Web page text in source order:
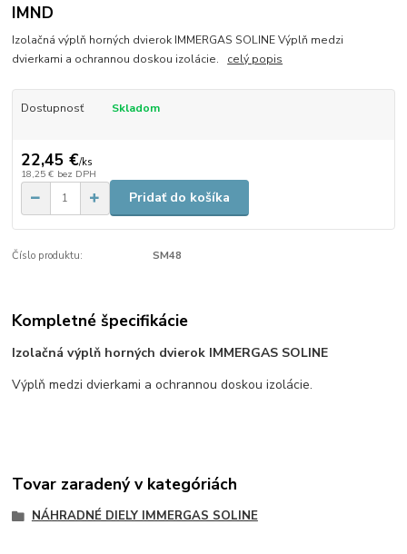
IMND
Izolačná výplň horných dvierok IMMERGAS SOLINE Výplň medzi
dvierkami a ochrannou doskou izolácie. celý popis
Dostupnosť Skladom
22,45 €/ks
18,25 € bez DPH
Pridať do košíka
Číslo produktu: SM48
Kompletné špecifikácie
Izolačná výplň horných dvierok IMMERGAS SOLINE
Výplň medzi dvierkami a ochrannou doskou izolácie.
Tovar zaradený v kategóriách
NÁHRADNÉ DIELY IMMERGAS SOLINE